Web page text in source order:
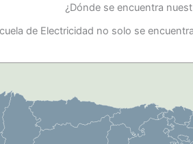
¿Dónde se encuentra
de Electricidad no solo se